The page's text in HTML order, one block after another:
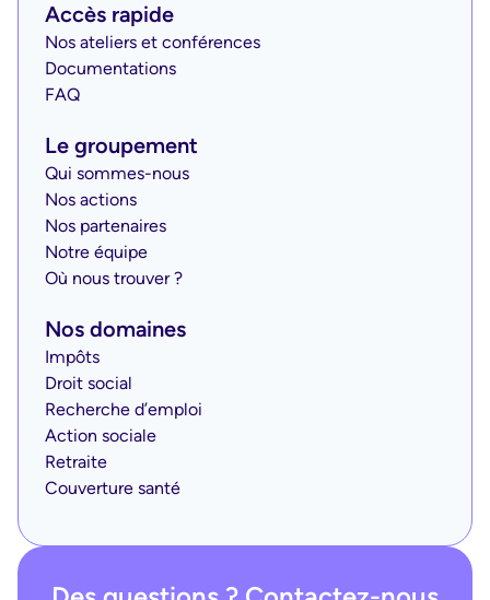
Accès rapide
Nos ateliers et conférences
Documentations
FAQ
Le groupement
Qui sommes-nous
Nos actions
Nos partenaires
Notre équipe
Où nous trouver ?
Nos domaines
Impôts
Droit social
Recherche d’emploi
Action sociale
Retraite
Couverture santé